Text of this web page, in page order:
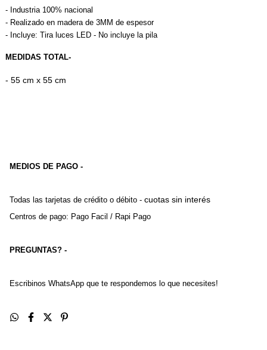
- Industria 100% nacional
- Realizado en madera de 3MM de espesor
- Incluye: Tira luces LED - No incluye la pila
MEDIDAS TOTAL-
- 55 cm x 55 cm
MEDIOS DE PAGO -
Todas las tarjetas de crédito o débito - cuotas sin interés
Centros de pago: Pago Facil / Rapi Pago
PREGUNTAS? -
Escribinos WhatsApp que te respondemos lo que necesites!